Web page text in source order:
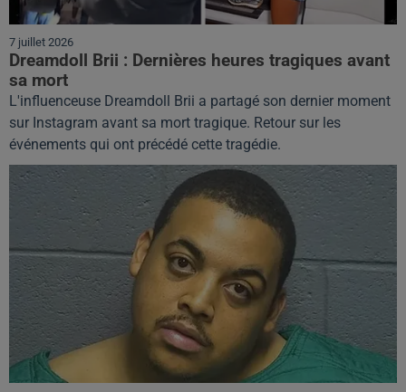
7 juillet 2026
Dreamdoll Brii : Dernières heures tragiques avant
sa mort
L'influenceuse Dreamdoll Brii a partagé son dernier moment
sur Instagram avant sa mort tragique. Retour sur les
événements qui ont précédé cette tragédie.